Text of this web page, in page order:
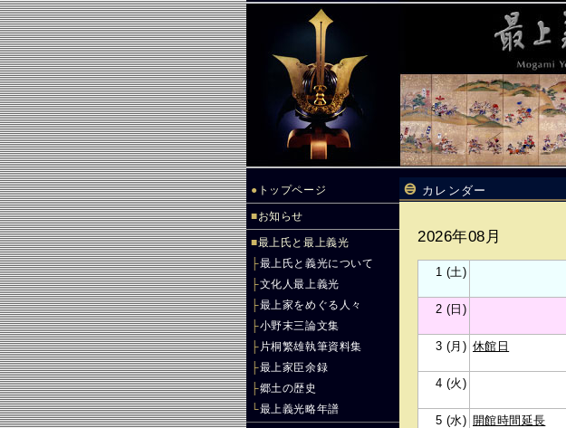
● トップページ
■お知らせ
■最上氏と最上義光
├最上氏と義光について
├文化人最上義光
├最上家をめぐる人々
├小野末三論文集
├ 片桐繁雄執筆資料集
├最上家臣余録
├郷土の歴史
└最上義光略年譜
カレンダー
2026年08月
1 (土)
2 (日)
3 (月) 休館日
4 (火)
5 (水) 開館時間延長